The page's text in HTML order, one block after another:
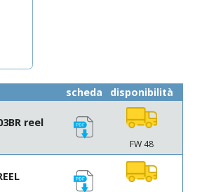
scheda disponibilità
reel
FW 48